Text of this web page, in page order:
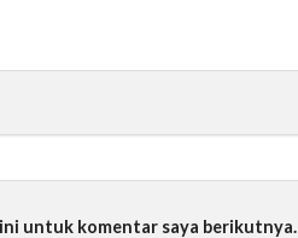
ini untuk komentar saya berikutnya.